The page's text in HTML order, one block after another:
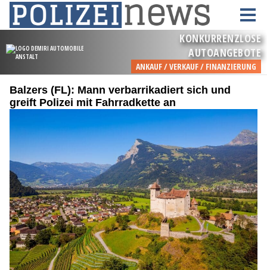
Balzers (FL): Mann verbarrikadiert sich und
greift Polizei mit Fahrradkette an